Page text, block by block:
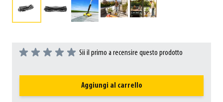
Sii il primo a recensire questo prodotto
Aggiungi al carrello